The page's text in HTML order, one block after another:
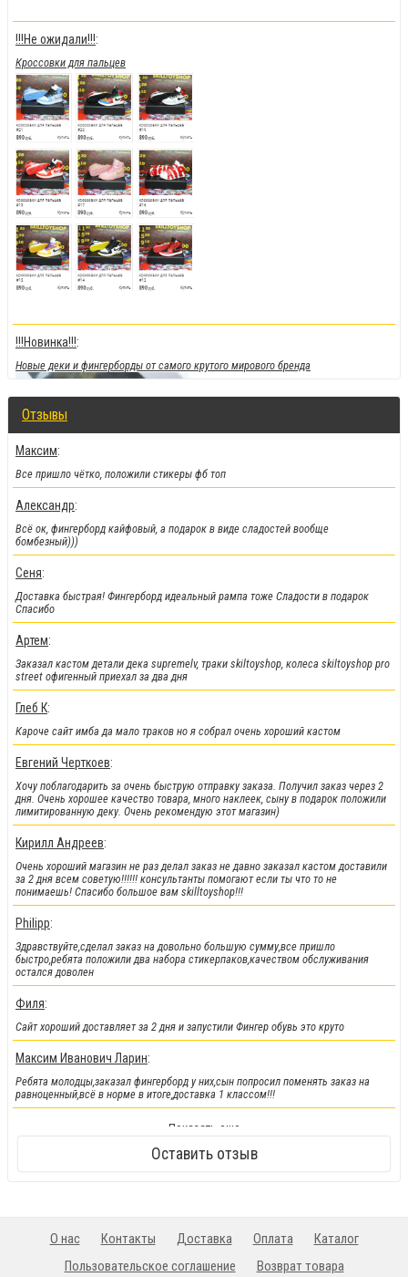
!!!Не ожидали!!!:
Кроссовки для пальцев
!!!Новинка!!!:
Новые деки и фингерборды от самого крутого мирового бренда
!!!Скидки!!!
На парки также на часть фингербордов
!!!Новинки!!!:
Легендарные металлические фингер BMX от Flick Trix снова у нас.
Отзывы
Максим:
Все пришло чётко, положили стикеры фб топ
Александр:
Всё ок, фингерборд кайфовый, а подарок в виде сладостей вообще
бомбезный)))
Сеня:
Доставка быстрая! Фингерборд идеальный рампа тоже Сладости в подарок
Спасибо
Артем:
Заказал кастом детали дека supremelv, траки skiltoyshop, колеса skiltoyshop pro
street офигенный приехал за два дня
Глеб К:
Кароче сайт имба да мало траков но я собрал очень хороший кастом
Евгений Черткоев:
Хочу поблагодарить за очень быструю отправку заказа. Получил заказ через 2
дня. Очень хорошее качество товара, много наклеек, сыну в подарок положили
лимитированную деку. Очень рекомендую этот магазин)
Кирилл Андреев:
Очень хороший магазин не раз делал заказ не давно заказал кастом доставили
за 2 дня всем советую!!!!!! консультанты помогают если ты что то не
понимаешь! Спасибо большое вам skilltoyshop!!!
Philipp:
Здравствуйте,сделал заказ на довольно большую сумму,все пришло
быстро,ребята положили два набора стикерпаков,качеством обслуживания
остался доволен
Филя:
Сайт хороший доставляет за 2 дня и запустили Фингер обувь это круто
Максим Иванович Ларин:
Ребята молодцы,заказал фингерборд у них,сын попросил поменять заказ на
равноценный,всё в норме в итоге,доставка 1 классом!!!
Показать еще
Оставить отзыв
О нас Контакты Доставка Оплата
Каталог
Пользовательское соглашение
Возврат товара